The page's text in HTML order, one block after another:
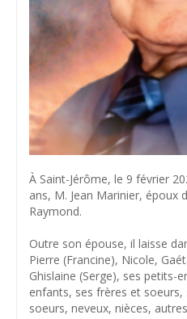
À Saint-Jérôme, le 9 février
ans, M. Jean Marinier, époux
Raymond.
Outre son épouse, il laisse
Pierre (Francine), Nicole,
Ghislaine (Serge), ses petits-
enfants, ses frères et
soeurs, neveux, nièces,